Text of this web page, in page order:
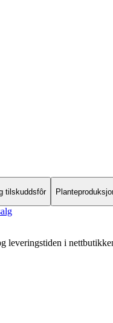
tilskuddsfôr
leveringstiden i